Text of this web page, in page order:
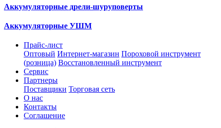
Аккумуляторные дрели-шуруповерты
Аккумуляторные УШМ
Прайс-лист
Оптовый Интернет-магазин Пороховой инструмент
(розница) Восстановленный инструмент
Сервис
Партнеры
Поставщики Торговая сеть
О нас
Контакты
Соглашение